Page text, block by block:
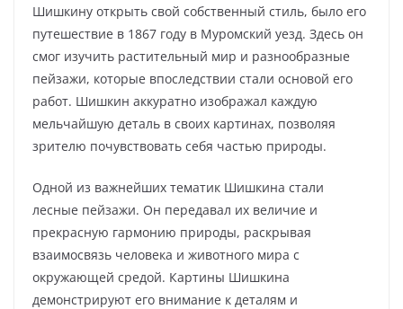
Шишкину открыть свой собственный стиль, было его
путешествие в 1867 году в Муромский уезд. Здесь он
смог изучить растительный мир и разнообразные
пейзажи, которые впоследствии стали основой его
работ. Шишкин аккуратно изображал каждую
мельчайшую деталь в своих картинах, позволяя
зрителю почувствовать себя частью природы.
Одной из важнейших тематик Шишкина стали
лесные пейзажи. Он передавал их величие и
прекрасную гармонию природы, раскрывая
взаимосвязь человека и животного мира с
окружающей средой. Картины Шишкина
демонстрируют его внимание к деталям и